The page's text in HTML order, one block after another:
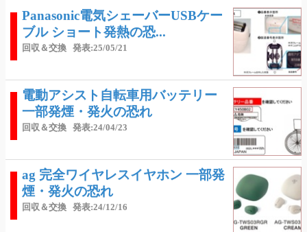
Panasonic電気シェーバーUSBケー
ブル ショート発熱の恐...
回収＆交換 発表:25/05/21
電動アシスト自転車用バッテリー
一部発煙・発火の恐れ
回収＆交換 発表:24/04/23
ag 完全ワイヤレスイヤホン 一部発
煙・発火の恐れ
回収＆交換 発表:24/12/16